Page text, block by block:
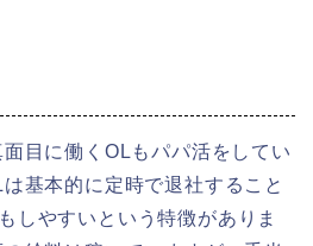
面目に働くOLもパパ活をしてい
基本的に定時で退社すること
しやすいという特徴がありま